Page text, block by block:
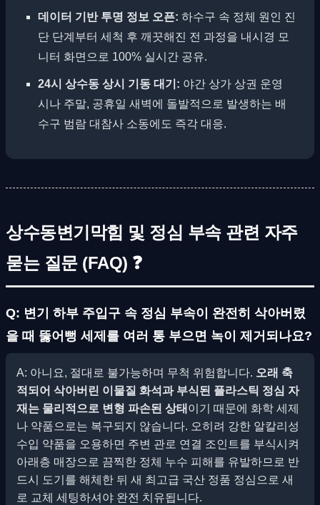
데이터 기반 투명 정보 오픈: 하수구 속 정체 원인 진
단 단계부터 세척 후 깨끗해진 전 과정을 내시경 모
니터 화면으로 100% 실시간 공유.
24시 상수동 상시 기동 대기: 야간 상가 상권 운영
시나 주말, 공휴일 새벽에 돌발적으로 발생하는 배
수구 범람 대참사 소동에도 즉각 대응.
상수동변기막힘 및 정심 부속 관련 자주
묻는 질문 (FAQ) ❓
Q: 변기 하부 주입구 속 정심 부속이 완전히 삭아버렸
을 때 뚫어뻥 세제를 여러 통 부으면 녹이 제거되나요?
A: 아니요, 절대로 불가능하며 무척 위험합니다. 오래 축
적되어 삭아버린 이물질 화석과 부식된 플라스틱 정심 자
재는 물리적으로 변형 파손된 상태 이기 때문에 화학 세제
나 약품으로는 복구되지 않습니다. 오히려 강한 알칼리성
수입 약품을 오용하면 주변 관로 연결 조인트를 부식시켜
아래층 매장으로 끔찍한 정체 누수 피해를 유발하므로 반
드시 도기를 해체한 뒤 새 최고급 국산 정품 정심으로 새
로 교체 세팅하셔야 완전 치유됩니다.